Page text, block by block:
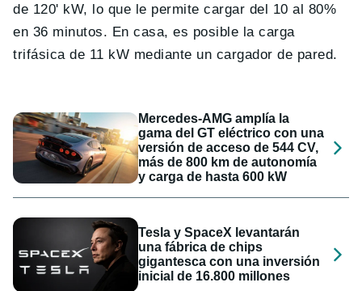
de 120' kW, lo que le permite cargar del 10 al 80%
en 36 minutos. En casa, es posible la carga
trifásica de 11 kW mediante un cargador de pared.
Mercedes-AMG amplía la
gama del GT eléctrico con una
versión de acceso de 544 CV,
más de 800 km de autonomía
y carga de hasta 600 kW
Tesla y SpaceX levantarán
una fábrica de chips
gigantesca con una inversión
inicial de 16.800 millones